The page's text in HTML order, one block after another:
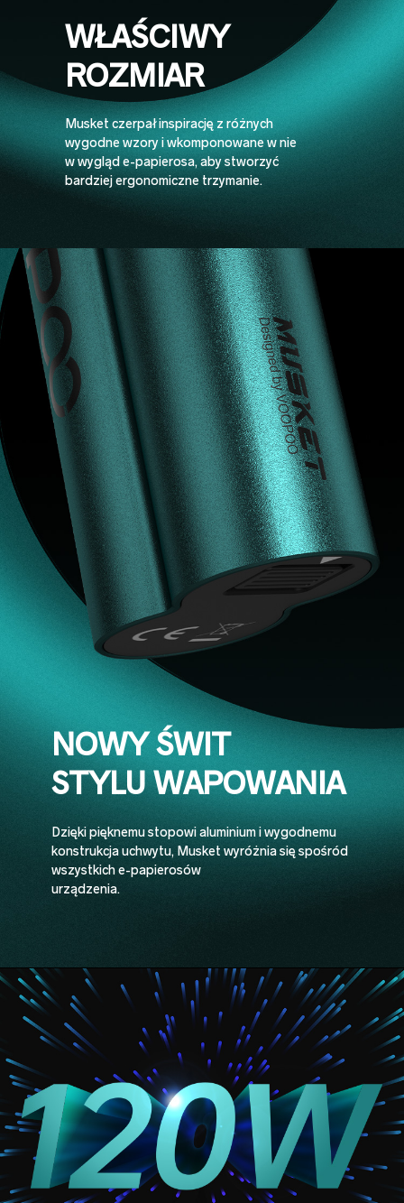
WŁAŚCIWY
ROZMIAR
Musket czerpał inspirację z różnych
wygodne wzory i wkomponowane w nie
w wygląd e-papierosa, aby stworzyć
bardziej ergonomiczne trzymanie.
NOWY ŚWIT
STYLU WAPOWANIA
Dzięki pięknemu stopowi aluminium i wygodnemu
konstrukcja uchwytu, Musket wyróżnia się spośród
wszystkich e-papierosów
urządzenia.